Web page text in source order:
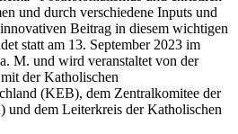
und durch verschiedene Inputs und
Beitrag in diesem wichtigen
statt am 13. September 2023 im
M. und wird veranstaltet von der
der Katholischen
(KEB), dem Zentralkomitee der
und dem Leiterkreis der Katholischen